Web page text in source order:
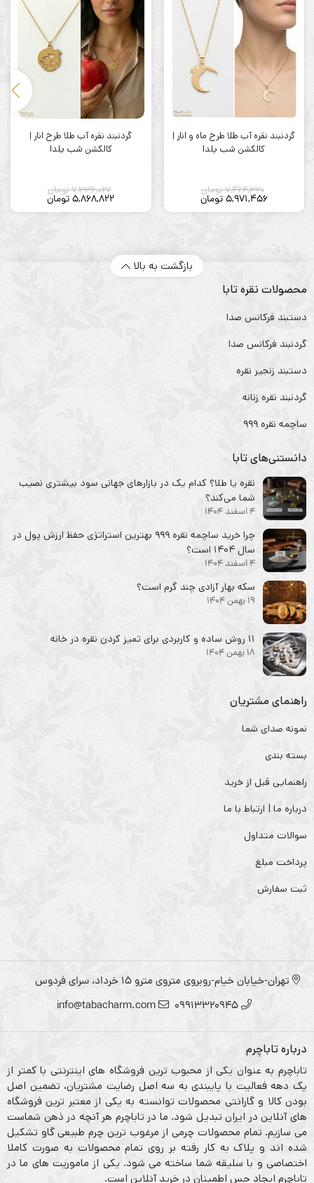
گردنبند نقره آب طلا طرح ماه و انار |
کالکشن شب یلدا
7,464,320تومان
5,971,456 تومان
گردنبند نقره آب طلا طرح انار |
کالکشن شب یلدا
7,336,027تومان
5,868,822 تومان
بازگشت به بالا
محصولات نقره تابا
دستبند فرکانس صدا
گردنبند فرکانس صدا
دستبند زنجیر نقره
گردنبند نقره زنانه
ساچمه نقره ۹۹۹
دانستنی‌های تابا
نقره یا طلا؟ کدام یک در بازارهای جهانی سود بیشتری نصیب
شما می‌کند؟
4 اسفند 1404
چرا خرید ساچمه نقره ۹۹۹ بهترین استراتژی حفظ ارزش پول در
سال ۱۴۰۴ است؟
4 اسفند 1404
سکه‌ بهار آزادی چند گرم است؟
19 بهمن 1404
۱۱ روش ساده و کاربردی برای تمیز کردن نقره در خانه
18 بهمن 1404
راهنمای مشتریان
نمونه صدای شما
بسته بندی
راهنمایی قبل از خرید
درباره ما | ارتباط با ما
سوالات متداول
پرداخت مبلغ
ثبت سفارش
تهران-خیابان خیام-روبروی متروی مترو ۱۵ خرداد، سرای فردوس
09913320945
info@tabacharm.com
درباره تاباچرم
تاباچرم به عنوان یکی از محبوب ترین فروشگاه های اینترنتی با کمتر از
یک دهه فعالیت با پایبندی به سه اصل رضایت مشتریان، تضمین اصل
بودن کالا و گارانتی محصولات توانسته به یکی از معتبر ترین فروشگاه
های آنلاین در ایران تبدیل شود. ما در تاباچرم هر آنچه در ذهن شماست
می سازیم. تمام محصولات چرمی از مرغوب ترین چرم طبیعی گاو تشکیل
شده اند و پلاک به کار رفته بر روی تمام محصولات به صورت کاملا
اختصاصی و با سلیقه شما ساخته می شود. یکی از ماموریت های ما در
تاباچرم ایجاد حس اطمینان در خرید آنلاین است.